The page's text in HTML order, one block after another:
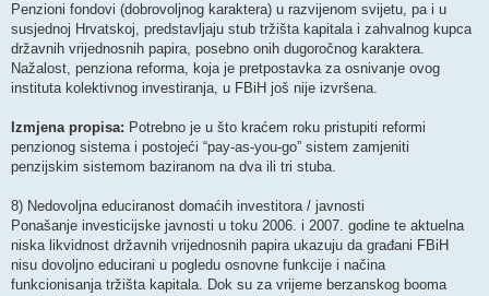
Penzioni fondovi (dobrovoljnog karaktera) u razvijenom svijetu, pa i u
susjednoj Hrvatskoj, predstavljaju stub tržišta kapitala i zahvalnog kupca
državnih vrijednosnih papira, posebno onih dugoročnog karaktera.
Nažalost, penziona reforma, koja je pretpostavka za osnivanje ovog
instituta kolektivnog investiranja, u FBiH još nije izvršena.
Izmjena propisa: Potrebno je u što kraćem roku pristupiti reformi
penzionog sistema i postojeći “pay-as-you-go” sistem zamjeniti
penzijskim sistemom baziranom na dva ili tri stuba.
8) Nedovoljna educiranost domaćih investitora / javnosti
Ponašanje investicijske javnosti u toku 2006. i 2007. godine te aktuelna
niska likvidnost državnih vrijednosnih papira ukazuju da građani FBiH
nisu dovoljno educirani u pogledu osnovne funkcije i načina
funkcionisanja tržišta kapitala. Dok su za vrijeme berzanskog booma